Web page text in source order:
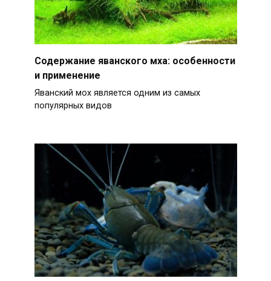
Содержание яванского мха: особенности
и применение
Яванский мох является одним из самых
популярных видов